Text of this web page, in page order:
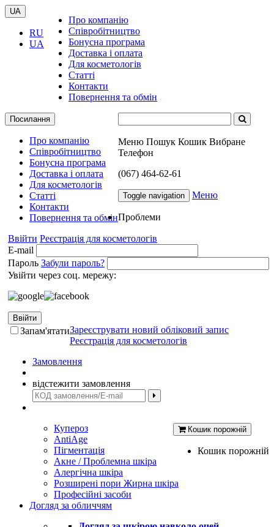
UA
RU
UA
Про компанію
Співробітництво
Бонусна програма
Доставка і оплата
Для косметологів
Статті
Контакти
Повернення та обмін
Посилання
Про компанію
Співробітництво
Бонусна програма
Доставка і оплата
Для косметологів
Статті
Контакти
Повернення та обмін
Ввійти Реєстрація для косметологів
E-mail
Пароль Забули пароль?
Увійти через соц. мережу:
Ввійти
Запам'ятатиЗареєструвати новий обліковий запис
Реєстрація для косметологів
Замовлення
відстежити замовлення
Меню Пошук Кошик Вибране
Телефон
(067) 464-62-61
Кошик порожній
Кошик порожній
Toggle navigation Меню
Проблеми
Купероз
AntiAge
Пігментація
Акне / Проблемна шкіра
Алергічна шкіра
Розширені пори Жирна шкіра
Професійні засоби
Догляд за обличчям